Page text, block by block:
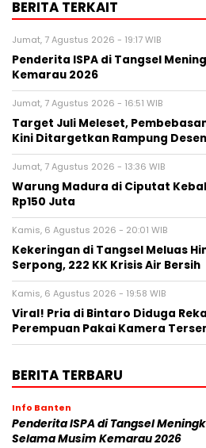
BERITA TERKAIT
Jumat, 7 Agustus 2026 - 19:17 WIB
Penderita ISPA di Tangsel
Kemarau 2026
Jumat, 7 Agustus 2026 - 16:51 WIB
Target Juli Meleset,
Kini Ditargetkan Rampung
Jumat, 7 Agustus 2026 - 13:36 WIB
Warung Madura di Ciputat
Rp150 Juta
Kamis, 6 Agustus 2026 - 20:01 WIB
Kekeringan di Tangsel Meluas
Serpong, 222 KK Krisis Air Bersih
Kamis, 6 Agustus 2026 - 19:58 WIB
Viral! Pria di Bintaro Diduga
Perempuan Pakai Kamera
BERITA TERBARU
Info Banten
Penderita ISPA di Tangsel
Selama Musim Kemarau 2026